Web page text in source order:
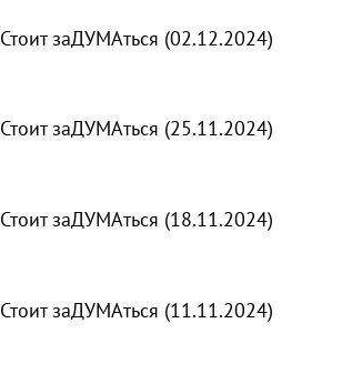
Стоит заДУМАться (02.12.2024)
Стоит заДУМАться (25.11.2024)
Стоит заДУМАться (18.11.2024)
Стоит заДУМАться (11.11.2024)